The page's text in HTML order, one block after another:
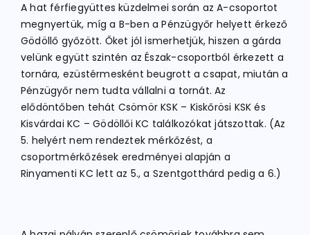
A hat férfiegyüttes küzdelmei során az A-csoportot
megnyertük, míg a B-ben a Pénzügyőr helyett érkező
Gödöllő győzött. Őket jól ismerhetjük, hiszen a gárda
velünk együtt szintén az Észak-csoportból érkezett a
tornára, ezüstérmesként beugrott a csapat, miután a
Pénzügyőr nem tudta vállalni a tornát. Az
elődöntőben tehát Csömör KSK – Kiskőrösi KSK és
Kisvárdai KC – Gödöllői KC találkozókat játszottak. (Az
5. helyért nem rendeztek mérkőzést, a
csoportmérkőzések eredményei alapján a
Rinyamenti KC lett az 5., a Szentgotthárd pedig a 6.)